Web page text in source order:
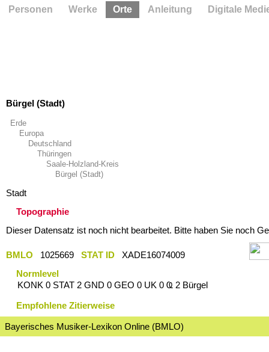
Bürgel (Stadt)
Erde
Europa
Deutschland
Thüringen
Saale-Holzland-Kreis
Bürgel (Stadt)
Stadt
Topographie
Dieser Datensatz ist noch nicht bearbeitet. Bitte haben Sie noch
BMLO 1025669 STAT ID
XADE16074009
Normlevel
KONK 0 STAT 2 GND 0 GEO 0 UK 0 Ҩ 2 Bürgel
Empfohlene Zitierweise
Bayerisches Musiker-Lexikon Online (BMLO)
Personen Werke Orte Anleitung Digitale